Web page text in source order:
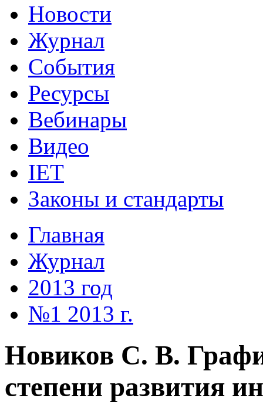
Новости
Журнал
События
Ресурсы
Вебинары
Видео
IET
Законы и стандарты
Главная
Журнал
2013 год
№1 2013 г.
Новиков С. В.
степени развития